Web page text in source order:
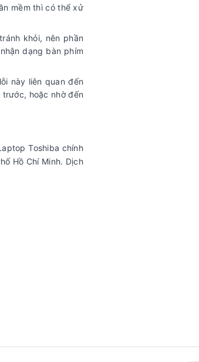
mềm thì có thể xử
khỏi, nên phần
dạng bàn phím
này liên quan đến
hoặc nhờ đến
Toshiba chính
Hồ Chí Minh. Dịch